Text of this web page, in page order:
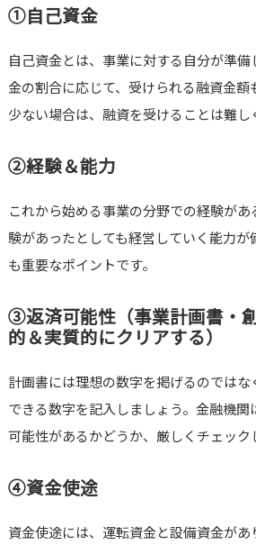
①自己資金
自己資金とは、事業に対する自分が準
金の割合に応じて、受けられる融資金額
少ない場合は、融資を受けることは難し
②経験＆能力
これから始める事業の分野での経験が
験があったとしても経営していく能力が
も重要なポイントです。
③返済可能性（事業計画書・
的＆実質的にクリアする）
計画書には理想の数字を掲げるのでは
できる数字を記入しましょう。金融機関
可能性があるかどうか、厳しくチェック
④資金使途
資金使途には、運転資金と設備資金があ